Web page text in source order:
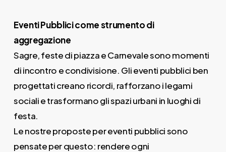
Eventi Pubblici come strumento di
aggregazione
Sagre, feste di piazza e Carnevale sono momenti
di incontro e condivisione. Gli eventi pubblici ben
progettati creano ricordi, rafforzano i legami
sociali e trasformano gli spazi urbani in luoghi di
festa.
Le nostre proposte per eventi pubblici sono
pensate per questo: rendere ogni